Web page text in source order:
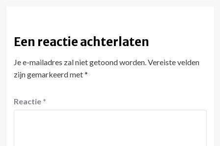
Een reactie achterlaten
Je e-mailadres zal niet getoond worden.Vereiste velden
zijn gemarkeerd met*
Reactie *